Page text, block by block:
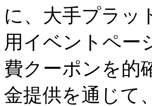
に、大手プラッ
用イベントペー
費クーポンを的
金提供を通じて